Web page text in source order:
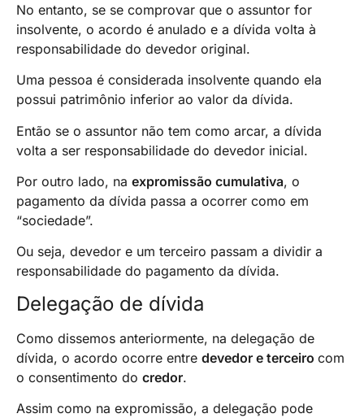
No entanto, se se comprovar que o assuntor for
insolvente, o acordo é anulado e a dívida volta à
responsabilidade do devedor original.
Uma pessoa é considerada insolvente quando ela
possui patrimônio inferior ao valor da dívida.
Então se o assuntor não tem como arcar, a dívida
volta a ser responsabilidade do devedor inicial.
Por outro lado, na expromissão cumulativa, o
pagamento da dívida passa a ocorrer como em
“sociedade”.
Ou seja, devedor e um terceiro passam a dividir a
responsabilidade do pagamento da dívida.
Delegação de dívida
Como dissemos anteriormente, na delegação de
dívida, o acordo ocorre entre devedor e terceiro com
o consentimento do credor.
Assim como na expromissão, a delegação pode